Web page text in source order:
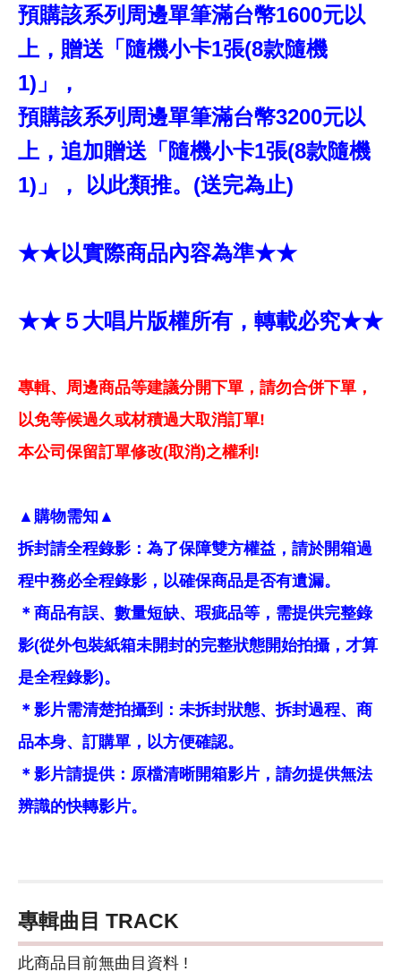
預購該系列周邊單筆滿台幣1600元以
上，贈送「隨機小卡1張(8款隨機
1)」，
預購該系列周邊單筆滿台幣3200元以
上，追加贈送「隨機小卡1張(8款隨機
1)」， 以此類推。(送完為止)
★★以實際商品內容為準★★
★★５大唱片版權所有，轉載必究★★
專輯、周邊商品等建議分開下單，請勿合併下單，
以免等候過久或材積過大取消訂單!
本公司保留訂單修改(取消)之權利!
▲購物需知▲
拆封請全程錄影：為了保障雙方權益，請於開箱過
程中務必全程錄影，以確保商品是否有遺漏。
＊商品有誤、數量短缺、瑕疵品等，需提供完整錄
影(從外包裝紙箱未開封的完整狀態開始拍攝，才算
是全程錄影)。
＊影片需清楚拍攝到：未拆封狀態、拆封過程、商
品本身、訂購單，以方便確認。
＊影片請提供：原檔清晰開箱影片，請勿提供無法
辨識的快轉影片。
專輯曲目 TRACK
此商品目前無曲目資料 !